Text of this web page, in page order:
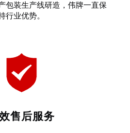
包装生产线研造，伟牌一直保
行业优势。
售后服务